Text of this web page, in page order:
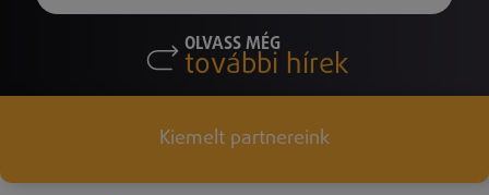
OLVASS MÉG
további hírek
Kiemelt partnereink